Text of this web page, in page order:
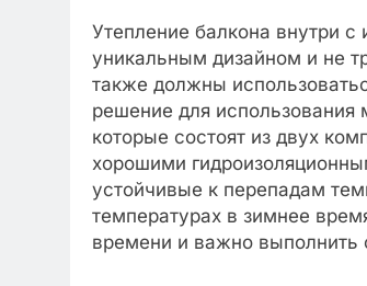
Утепление балкона внутри с
уникальным дизайном и не
также должны
решение для использования
которые состоят из двух
хорошими
устойчивые к перепадам
температурах в зимнее
времени и важно выполнить